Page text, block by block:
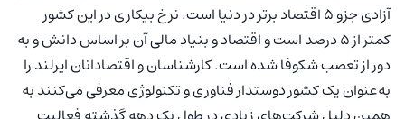
آزادی جزو 5 اقتصاد برتر در دنیا است. نرخ بیکاری در این کشور
کمتر از 5 درصد است و اقتصاد و بنیاد مالی آن بر اساس دانش و به
دور از تعصب شکوفا شده است. کارشناسان و اقتصادانان ایرلند را
به‌عنوان یک کشور دوستدار فناوری و تکنولوژی معرفی می‌کنند به